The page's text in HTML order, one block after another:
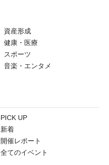
資産形成
健康・医療
スポーツ
音楽・エンタメ
PICK UP
新着
開催レポート
全てのイベント